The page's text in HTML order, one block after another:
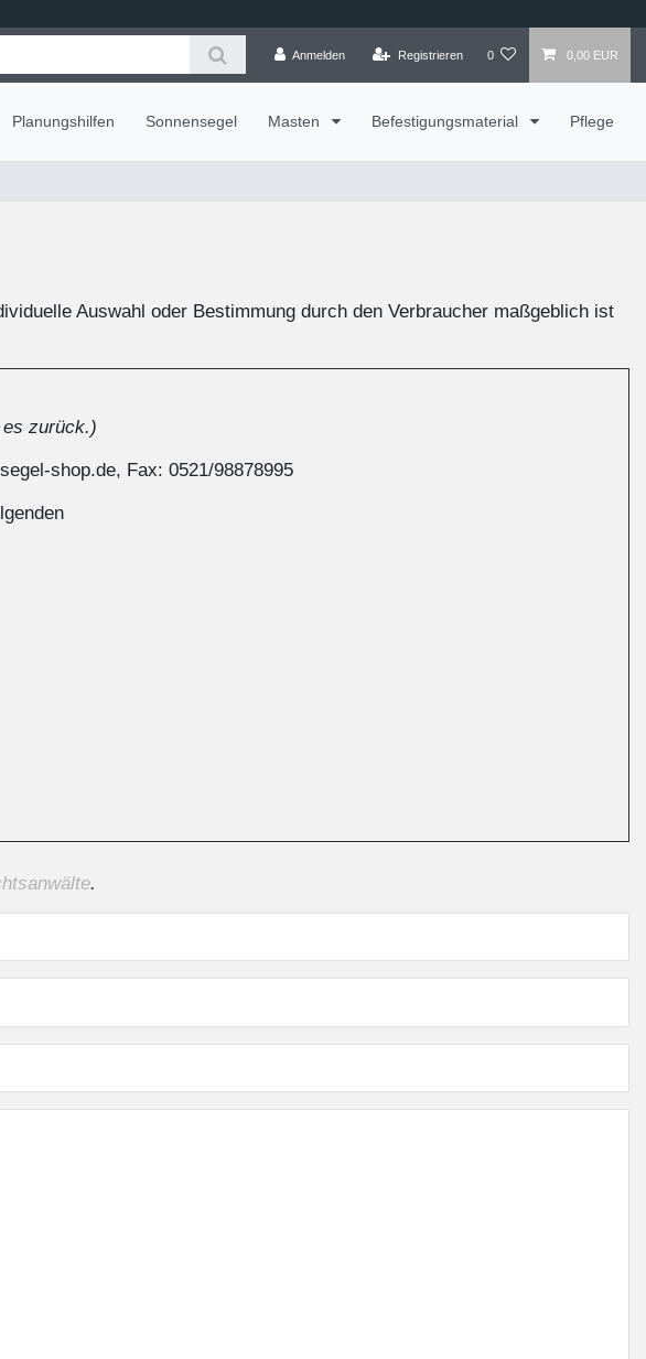
Anmelden Registrieren 0 0,00 EUR
Planungshilfen Sonnensegel Masten Befestigungsmaterial Pflege
Auswahl oder Bestimmung durch den Verbraucher maßgeblich ist
es zurück.)
shop.de, Fax: 0521/98878995
.